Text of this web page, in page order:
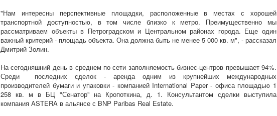
"Нам интересны перспективные площадки, расположенные в местах с хорошей
транспортной доступностью, в том числе близко к метро. Преимущественно мы
рассматриваем объекты в Петроградском и Центральном районах города. Еще один
важный критерий - площадь объекта. Она должна быть не менее 5 000 кв. м", - рассказал
Дмитрий Золин.
На сегодняшний день в среднем по сети заполняемость бизнес-центров превышает 94%.
Среди последних сделок - аренда одним из крупнейших международных
производителей бумаги и упаковки - компанией International Paper - офиса площадью 1
258 кв. м в БЦ "Сенатор" на Кропоткина, д. 1. Консультантом сделки выступила
компания ASTERA в альянсе с BNP Paribas Real Estate.